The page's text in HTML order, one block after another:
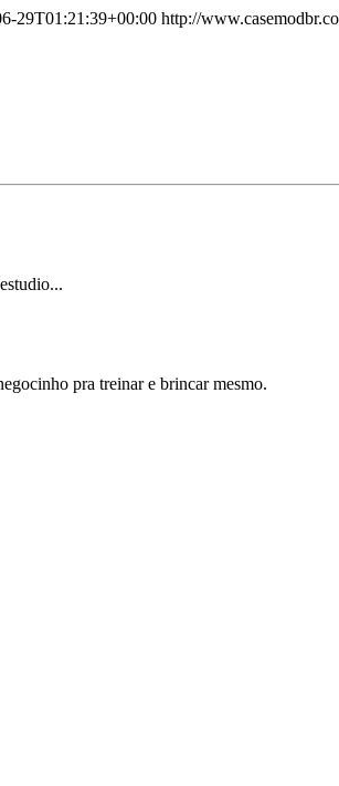
29T01:21:39+00:00 http://
pra treinar e brincar mesmo.